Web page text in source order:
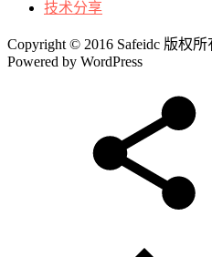
技术分享
Copyright © 2016 Safeidc 版权所
Powered by WordPress